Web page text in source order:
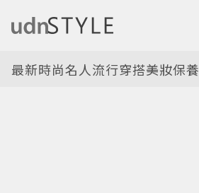
最新時尚名人流行穿搭美妝保養